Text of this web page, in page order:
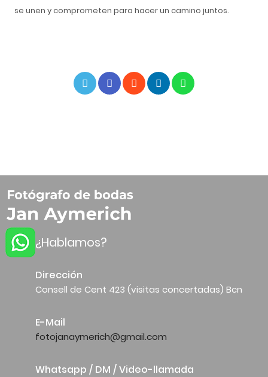
se unen y comprometen para hacer un camino juntos.
¿Hablamos?
Dirección
Consell de Cent 423 (visitas concertadas) Bcn
E-Mail
fotojanaymerich@gmail.com
Whatsapp / DM / Video-llamada